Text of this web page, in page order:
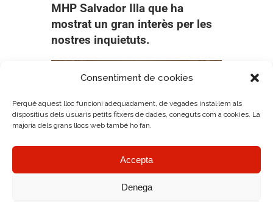
Consentiment de cookies
Perquè aquest lloc funcioni adequadament, de vegades instal·lem als
dispositius dels usuaris petits fitxers de dades, coneguts com a cookies. La
majoria dels grans llocs web també ho fan.
Accepta
Denega
MHP Salvador Illa que ha
mostrat un gran interès per les
nostres inquietuts.